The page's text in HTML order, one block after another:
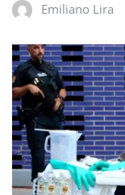
Emiliano Lira